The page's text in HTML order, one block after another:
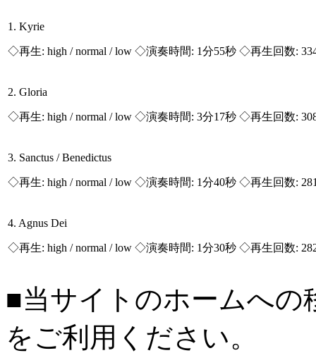
1. Kyrie
◇再生: high / normal / low ◇演奏時間: 1分55秒 ◇再生回数:
2. Gloria
◇再生: high / normal / low ◇演奏時間: 3分17秒 ◇再生回数:
3. Sanctus / Benedictus
◇再生: high / normal / low ◇演奏時間: 1分40秒 ◇再生回数:
4. Agnus Dei
◇再生: high / normal / low ◇演奏時間: 1分30秒 ◇再生回数:
■当サイトのホームへの
をご利用ください。